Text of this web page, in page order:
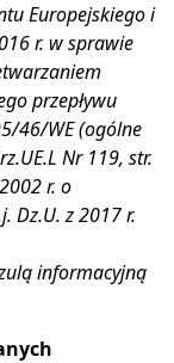
Europejskiego i
r. w sprawie
przepływu
46/WE (ogólne
Nr 119, str.
r. o
Dz.U. z 2017 r.
informacyjną